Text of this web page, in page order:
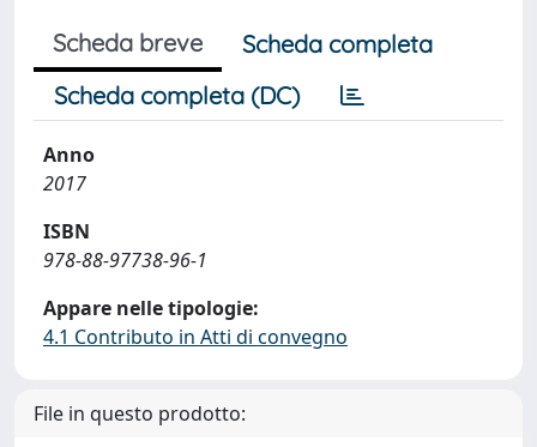
Scheda breve
Scheda completa
Scheda completa (DC)
Anno
2017
ISBN
978-88-97738-96-1
Appare nelle tipologie:
4.1 Contributo in Atti di convegno
File in questo prodotto: